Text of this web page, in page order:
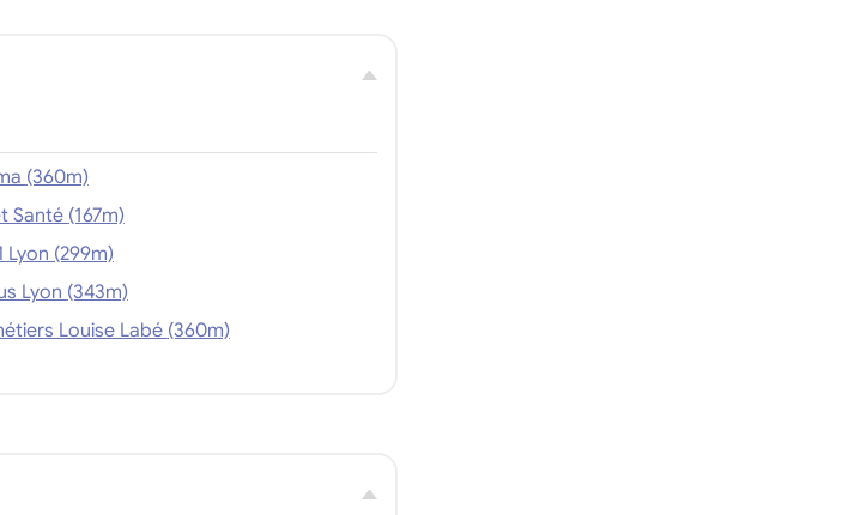
Espace Forma (360m)
Formation et Santé (167m)
ICH - CNAM Lyon (299m)
IPSO Campus Lyon (343m)
Lycée des métiers Louise Labé (360m)